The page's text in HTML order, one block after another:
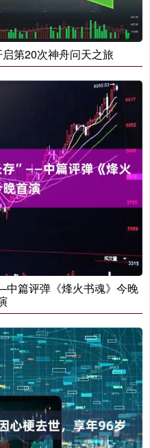
第20次神舟问天之旅
篇评弹《烽火书魂》今晚